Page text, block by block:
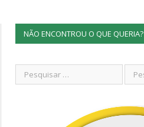
NÃO ENCONTROU O QUE QUERIA?